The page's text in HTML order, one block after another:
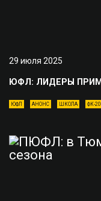
29 июля 2025
ЮФЛ: ЛИДЕРЫ
ЮФЛ АНОНС ШКОЛА ФК-